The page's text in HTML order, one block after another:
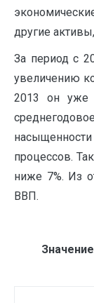
другие
За период с
увеличению
2013 он уже
процессов.
ниже 7%. Из
ВВП.